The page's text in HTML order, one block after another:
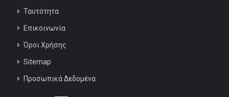
Ταυτότητα
Επικοινωνία
Όροι Χρήσης
Sitemap
Προσωπικά Δεδομένα